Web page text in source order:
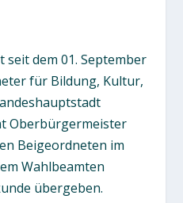
seit dem 01. September
für Bildung, Kultur,
Oberbürgermeister
Beigeordneten im
Wahlbeamten
übergeben.